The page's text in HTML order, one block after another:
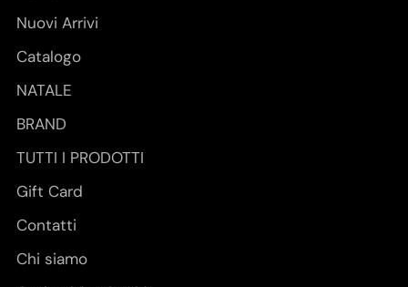
Nuovi Arrivi
Catalogo
NATALE
BRAND
TUTTI I PRODOTTI
Gift Card
Contatti
Chi siamo